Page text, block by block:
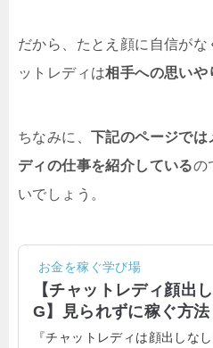
だから、たとえ顔に自信が
ットレディは相手への思いや
ちなみに、 下記のページでは
ディの仕事を紹介しているの
いでしょう。
お金を稼ぐ学び場
【チャットレディ顔出
G】見られずに稼ぐ方法
『チャットレディは顔出しな